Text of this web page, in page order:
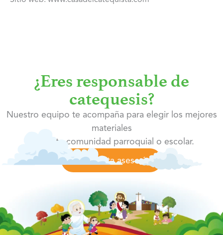
¿Eres responsable de
catequesis?
Nuestro equipo te acompaña para elegir los mejores
materiales
según tu comunidad parroquial o escolar.
Solicita asesoría